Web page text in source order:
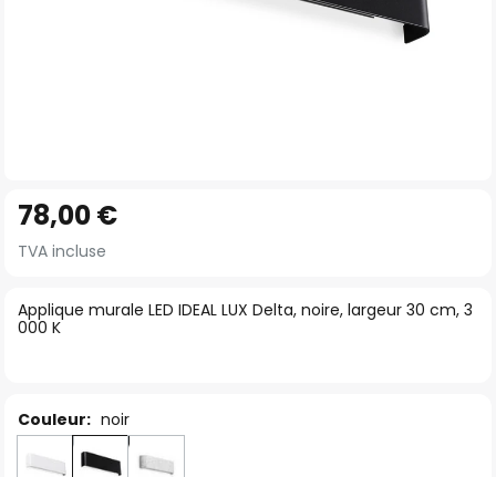
to
the
of
the
Applique murale LED IDEAL LUX Delta, noire, largeur 30 cm, 3
000 K
78,00 €
TVA incluse
Couleur: noir